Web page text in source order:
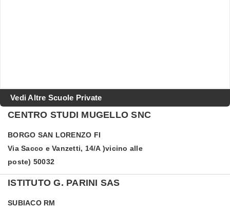
Vedi Altre Scuole Private
CENTRO STUDI MUGELLO SNC
BORGO SAN LORENZO FI
Via Sacco e Vanzetti, 14/A )vicino alle
poste) 50032
ISTITUTO G. PARINI SAS
SUBIACO RM